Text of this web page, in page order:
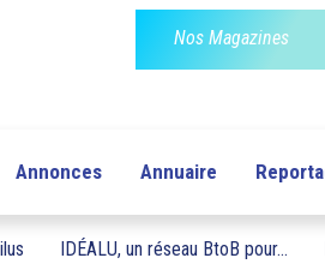
Nos Magazines
Annonces Annuaire
IDÉALU, un réseau BtoB pour...